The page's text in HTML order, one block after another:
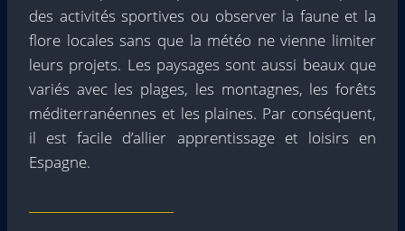
des activités sportives ou observer la faune et la
flore locales sans que la météo ne vienne limiter
leurs projets. Les paysages sont aussi beaux que
variés avec les plages, les montagnes, les forêts
méditerranéennes et les plaines. Par conséquent,
il est facile d’allier apprentissage et loisirs en
Espagne.